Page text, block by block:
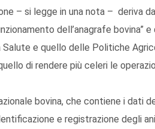
– si legge in una nota – deriva
dell’anagrafe bovina”
Salute e quello delle Politiche
di rendere più celeri le
bovina, che contiene i
e registrazione degli